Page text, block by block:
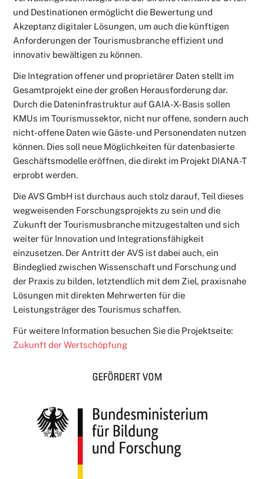
und Destinationen ermöglicht die Bewertung und
Akzeptanz digitaler Lösungen, um auch die künftigen
Anforderungen der Tourismusbranche effizient und
innovativ bewältigen zu können.
Die Integration offener und proprietärer Daten stellt im
Gesamtprojekt eine der großen Herausforderung dar.
Durch die Dateninfrastruktur auf GAIA-X-Basis sollen
KMUs im Tourismussektor, nicht nur offene, sondern auch
nicht-offene Daten wie Gäste- und Personendaten nutzen
können. Dies soll neue Möglichkeiten für datenbasierte
Geschäftsmodelle eröffnen, die direkt im Projekt DIANA-T
erprobt werden.
Die AVS GmbH ist durchaus auch stolz darauf, Teil dieses
wegweisenden Forschungsprojekts zu sein und die
Zukunft der Tourismusbranche mitzugestalten und sich
weiter für Innovation und Integrationsfähigkeit
einzusetzen. Der Antritt der AVS ist dabei auch, ein
Bindeglied zwischen Wissenschaft und Forschung und
der Praxis zu bilden, letztendlich mit dem Ziel, praxisnahe
Lösungen mit direkten Mehrwerten für die
Leistungsträger des Tourismus schaffen.
Für weitere Information besuchen Sie die Projektseite:
Zukunft der Wertschöpfung